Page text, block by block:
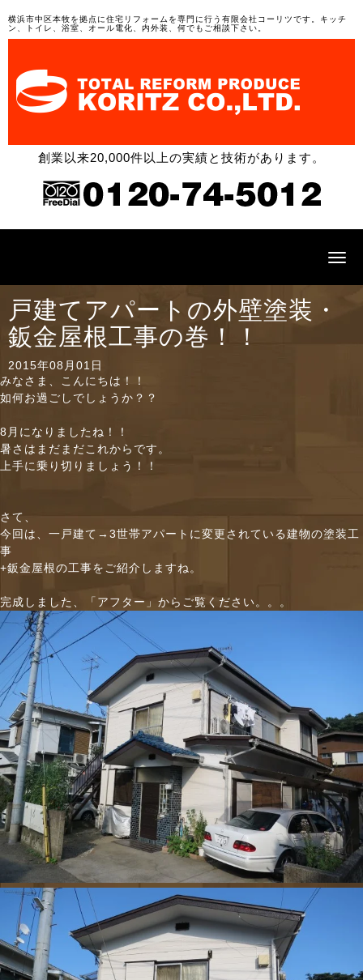
横浜市中区本牧を拠点に住宅リフォームを専門に行う有限会社コーリツです。キッチ
ン、トイレ、浴室、オール電化、内外装、何でもご相談下さい。
創業以来20,000件以上の実績と技術があります。
N
v
戸建てアパートの外壁塗装・
鈑金屋根工事の巻！！
2015年08月01日
みなさま、こんにちは！！
如何お過ごしでしょうか？？
8月になりましたね！！
暑さはまだまだこれからです。
上手に乗り切りましょう！！
さて、
今回は、一戸建て→3世帯アパートに変更されている建物の塗装工
事
+鈑金屋根の工事をご紹介しますね。
完成しました、「アフター」からご覧ください。。。